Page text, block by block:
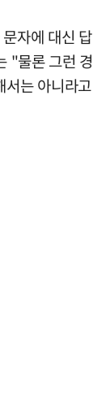
자에 대신 답
"물론 그런 경
서는 아니라고